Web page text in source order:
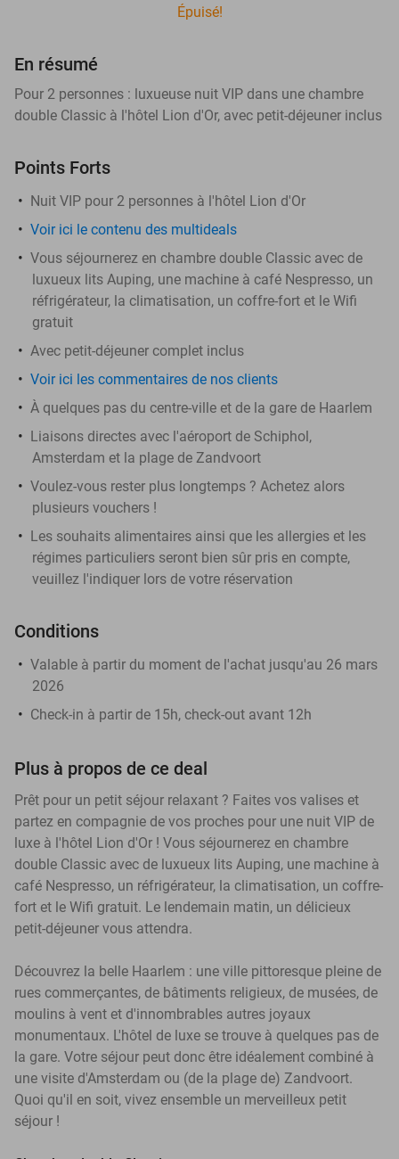
Épuisé!
En résumé
Pour 2 personnes : luxueuse nuit VIP dans une chambre
double Classic à l'hôtel Lion d'Or, avec petit-déjeuner inclus
Points Forts
Nuit VIP pour 2 personnes à l'hôtel Lion d'Or
Voir ici le contenu des multideals
Vous séjournerez en chambre double Classic avec de
luxueux lits Auping, une machine à café Nespresso, un
réfrigérateur, la climatisation, un coffre-fort et le Wifi
gratuit
Avec petit-déjeuner complet inclus
Voir ici les commentaires de nos clients
À quelques pas du centre-ville et de la gare de Haarlem
Liaisons directes avec l'aéroport de Schiphol,
Amsterdam et la plage de Zandvoort
Voulez-vous rester plus longtemps ? Achetez alors
plusieurs vouchers !
Les souhaits alimentaires ainsi que les allergies et les
régimes particuliers seront bien sûr pris en compte,
veuillez l'indiquer lors de votre réservation
Conditions
Valable à partir du moment de l'achat jusqu'au 26 mars
2026
Check-in à partir de 15h, check-out avant 12h
Plus à propos de ce deal
Prêt pour un petit séjour relaxant ? Faites vos valises et
partez en compagnie de vos proches pour une nuit VIP de
luxe à l'hôtel Lion d'Or ! Vous séjournerez en chambre
double Classic avec de luxueux lits Auping, une machine à
café Nespresso, un réfrigérateur, la climatisation, un coffre-
fort et le Wifi gratuit. Le lendemain matin, un délicieux
petit-déjeuner vous attendra.
Découvrez la belle Haarlem : une ville pittoresque pleine de
rues commerçantes, de bâtiments religieux, de musées, de
moulins à vent et d'innombrables autres joyaux
monumentaux. L'hôtel de luxe se trouve à quelques pas de
la gare. Votre séjour peut donc être idéalement combiné à
une visite d'Amsterdam ou (de la plage de) Zandvoort.
Quoi qu'il en soit, vivez ensemble un merveilleux petit
séjour !